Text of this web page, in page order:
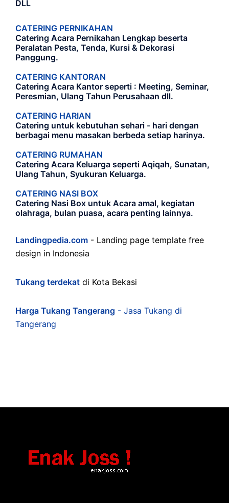
DLL
CATERING PERNIKAHAN
Catering Acara Pernikahan Lengkap beserta
Peralatan Pesta, Tenda, Kursi & Dekorasi
Panggung.
CATERING KANTORAN
Catering Acara Kantor seperti : Meeting, Seminar,
Peresmian, Ulang Tahun Perusahaan dll.
CATERING HARIAN
Catering untuk kebutuhan sehari - hari dengan
berbagai menu masakan berbeda setiap harinya.
CATERING RUMAHAN
Catering Acara Keluarga seperti Aqiqah, Sunatan,
Ulang Tahun, Syukuran Keluarga.
CATERING NASI BOX
Catering Nasi Box untuk Acara amal, kegiatan
olahraga, bulan puasa, acara penting lainnya.
Landingpedia.com - Landing page template free
design in Indonesia
Tukang terdekat di Kota Bekasi
Harga Tukang Tangerang - Jasa Tukang di
Tangerang